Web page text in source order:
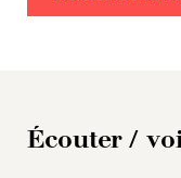
Écouter /